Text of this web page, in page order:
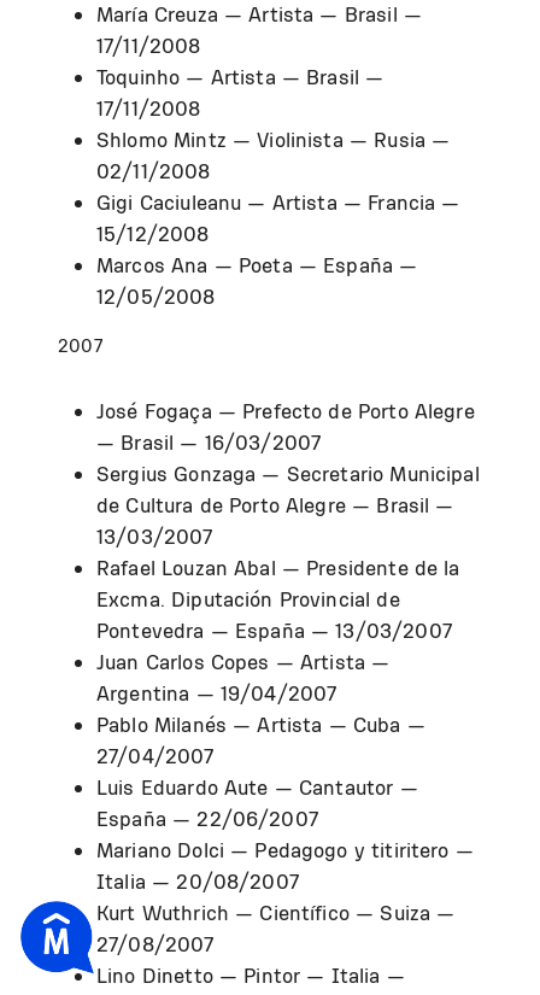
María Creuza — Artista — Brasil —
17/11/2008
Toquinho — Artista — Brasil —
17/11/2008
Shlomo Mintz — Violinista — Rusia —
02/11/2008
Gigi Caciuleanu — Artista — Francia —
15/12/2008
Marcos Ana — Poeta — España —
12/05/2008
2007
José Fogaça — Prefecto de Porto Alegre
— Brasil — 16/03/2007
Sergius Gonzaga — Secretario Municipal
de Cultura de Porto Alegre — Brasil —
13/03/2007
Rafael Louzan Abal — Presidente de la
Excma. Diputación Provincial de
Pontevedra — España — 13/03/2007
Juan Carlos Copes — Artista —
Argentina — 19/04/2007
Pablo Milanés — Artista — Cuba —
27/04/2007
Luis Eduardo Aute — Cantautor —
España — 22/06/2007
Mariano Dolci — Pedagogo y titiritero —
Italia — 20/08/2007
Kurt Wuthrich — Científico — Suiza —
27/08/2007
Lino Dinetto — Pintor — Italia —